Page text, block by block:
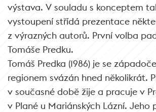
výstava. V souladu s konceptem
vystoupení střídá prezentace
z výrazných autorů. První volba
Tomáše Predku.
Tomáš Predka (1986) je se
regionem svázán hned několikrát.
v současné době žije a pracuje v
v Plané u Mariánských Lázní. Jeho